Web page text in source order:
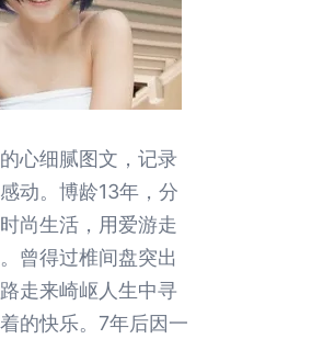
心细腻图文，记录
动。博龄13年，分
尚生活，用爱游走
曾得过椎间盘突出
走来崎岖人生中寻
的快乐。7年后因一